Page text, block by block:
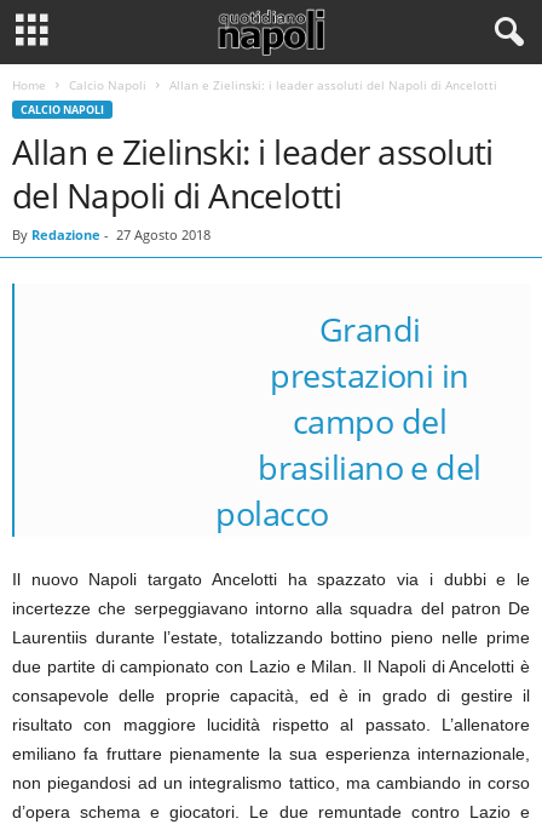
Home Calcio Napoli Allan e Zielinski: i leader assoluti del Napoli di Ancelotti
CALCIO NAPOLI
Allan e Zielinski: i leader assoluti
del Napoli di Ancelotti
By Redazione - 27 Agosto 2018
Grandi
prestazioni in
campo del
brasiliano e del
polacco
Il nuovo Napoli targato Ancelotti ha spazzato via i dubbi e le
incertezze che serpeggiavano intorno alla squadra del patron De
Laurentiis durante l’estate, totalizzando bottino pieno nelle prime
due partite di campionato con Lazio e Milan. Il Napoli di Ancelotti è
consapevole delle proprie capacità, ed è in grado di gestire il
risultato con maggiore lucidità rispetto al passato. L’allenatore
emiliano fa fruttare pienamente la sua esperienza internazionale,
non piegandosi ad un integralismo tattico, ma cambiando in corso
d’opera schema e giocatori. Le due remuntade contro Lazio e